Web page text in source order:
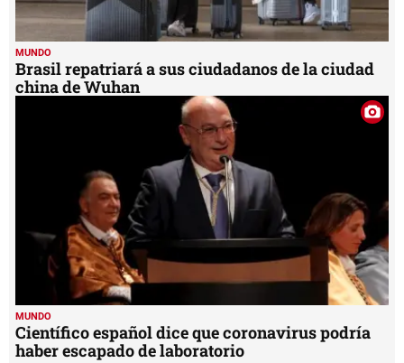
MUNDO
Brasil repatriará a sus ciudadanos de la ciudad
china de Wuhan
MUNDO
Científico español dice que coronavirus podría
haber escapado de laboratorio